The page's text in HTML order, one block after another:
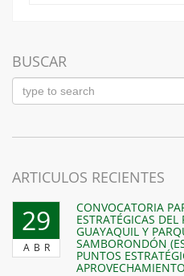
BUSCAR
ARTICULOS RECIENTES
29
ABR
CONVOCATORIA
ESTRATÉGICAS
GUAYAQUIL Y
SAMBORONDÓN
PUNTOS